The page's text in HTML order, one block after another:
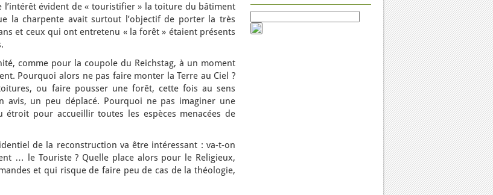
l’intérêt évident de « touristifier » la toiture du bâtiment
la charpente avait surtout l’objectif de porter la très
et ceux qui ont entretenu « la forêt » étaient présents
comme pour la coupole du Reichstag, à un moment
Pourquoi alors ne pas faire monter la Terre au Ciel ?
ou faire pousser une forêt, cette fois au sens
avis, un peu déplacé. Pourquoi ne pas imaginer une
pour accueillir toutes les espèces menacées de
de la reconstruction va être intéressant : va-t-on
… le Touriste ? Quelle place alors pour le Religieux,
et qui risque de faire peu de cas de la théologie,